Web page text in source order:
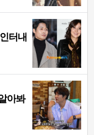
터내
아봐